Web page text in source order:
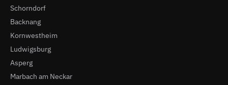
Schorndorf
Backnang
Kornwestheim
Ludwigsburg
Asperg
Marbach am Neckar